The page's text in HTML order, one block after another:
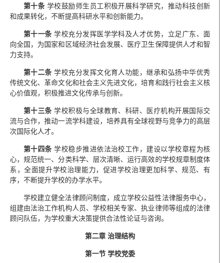
第十条 学校鼓励师生员工积极开展科学研究，推动科技创新
和成果转化，不断提高科研水平和创新能力。
第十一条 学校充分发挥医学学科及人才优势，立足广东、面
向全国，为国家和区域经济社会发展、医疗卫生保障提供人才和智
力支持。
第十二条 学校充分发挥文化育人功能，继承和弘扬中华优秀
传统文化、革命文化和社会主义先进文化，培育和践行社会主义核
心价值观，积极推进文化传承与创新。
第十三条 学校积极与全球教育、科研、医疗机构开展国际交
流与合作，推动一流学科建设，培养具有全球视野与竞争力的高层
次国际化人才。
第十四条 学校稳步推进依法治校工作，建设以学校章程为核
心，规范统一、分类科学、层次清晰、运行高效的学校规章制度体
系，全面提升学校治理能力，促进学校治理更加科学、规范、有
序，不断提升学校的办学水平。
学校建立健全法律顾问制度，成立学校公益性法律服务中心，
组建由法治工作机构人员、学校相关专家、执业律师等组成的法律
顾问队伍，为学校重大决策提供合法性论证与咨询。
第二章 治理结构
第一节 学校党委